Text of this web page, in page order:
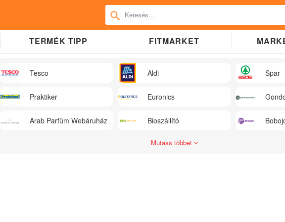
TERMÉK TIPP FITMARKET
Tesco Aldi Spar
Praktiker Euronics
Arab Parfüm Webáruház Bioszállító
Mutass többet